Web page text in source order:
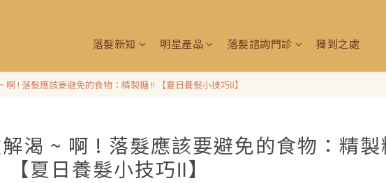
落髮新知 明星產品 落髮諮詢門診 獨到之處
! 落髮應該要避免的食物：精製糖 !! 【夏日養髮小技巧Ⅱ】
渴 ~ 啊 ! 落髮應該要避免的食物：精
【夏日養髮小技巧Ⅱ】